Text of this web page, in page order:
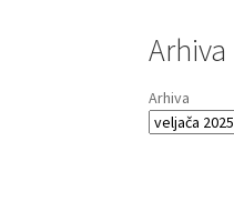
Arhiva
Arhiva